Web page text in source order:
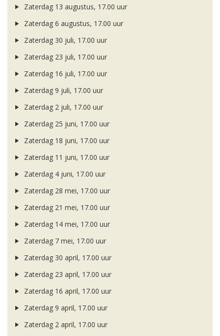
Zaterdag 13 augustus, 17.00 uur
Zaterdag 6 augustus, 17.00 uur
Zaterdag 30 juli, 17.00 uur
Zaterdag 23 juli, 17.00 uur
Zaterdag 16 juli, 17.00 uur
Zaterdag 9 juli, 17.00 uur
Zaterdag 2 juli, 17.00 uur
Zaterdag 25 juni, 17.00 uur
Zaterdag 18 juni, 17.00 uur
Zaterdag 11 juni, 17.00 uur
Zaterdag 4 juni, 17.00 uur
Zaterdag 28 mei, 17.00 uur
Zaterdag 21 mei, 17.00 uur
Zaterdag 14 mei, 17.00 uur
Zaterdag 7 mei, 17.00 uur
Zaterdag 30 april, 17.00 uur
Zaterdag 23 april, 17.00 uur
Zaterdag 16 april, 17.00 uur
Zaterdag 9 april, 17.00 uur
Zaterdag 2 april, 17.00 uur